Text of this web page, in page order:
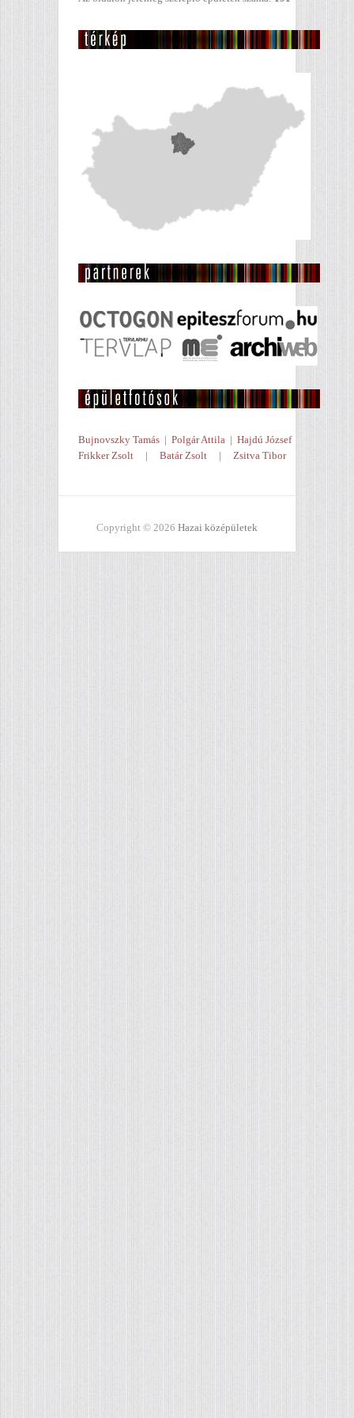
Bujnovszky Tamás | Polgár Attila | Hajdú József
Frikker Zsolt | Batár Zsolt | Zsitva Tibor
Copyright © 2026 Hazai középületek